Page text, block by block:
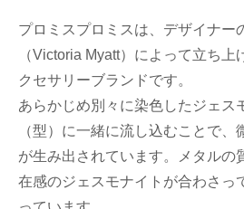
プロミスプロミスは、デザイナー
（Victoria Myatt）によって立ち
クセサリーブランドです。
あらかじめ別々に染色したジェス
（型）に一緒に流し込むことで
が生み出されています。メタルの
在感のジェスモナイトが合わさっ